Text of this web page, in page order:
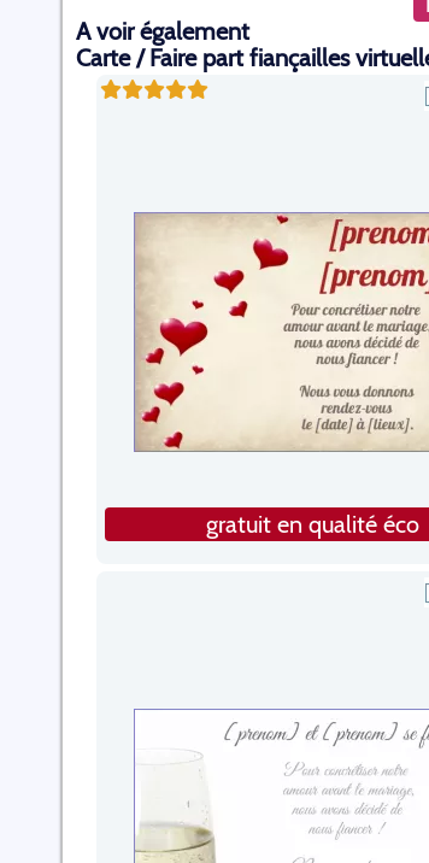
A voir également
Carte / Faire part fiançailles
gratuit en qualité éco